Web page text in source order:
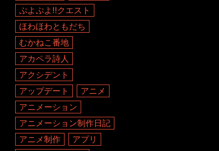
ぷよぷよ!!クエスト
ほわほわともだち
むかねこ番地
アカペラ詩人
アクシデント
アップデート
アニメ
アニメーション
アニメーション制作日記
アニメ制作
アプリ